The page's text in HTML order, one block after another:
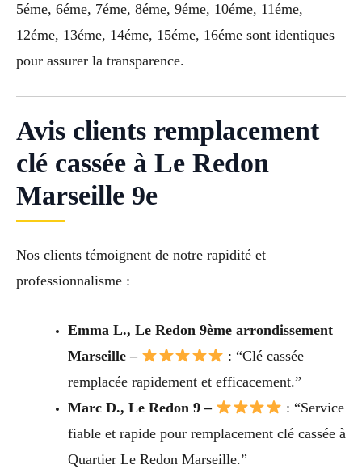
5éme, 6éme, 7éme, 8éme, 9éme, 10éme, 11éme,
12éme, 13éme, 14éme, 15éme, 16éme sont identiques
pour assurer la transparence.
Avis clients remplacement
clé cassée à Le Redon
Marseille 9e
Nos clients témoignent de notre rapidité et
professionnalisme :
Emma L., Le Redon 9ème arrondissement
Marseille –
: “Clé cassée
remplacée rapidement et efficacement.”
Marc D., Le Redon 9 –
: “Service
fiable et rapide pour remplacement clé cassée à
Quartier Le Redon Marseille.”